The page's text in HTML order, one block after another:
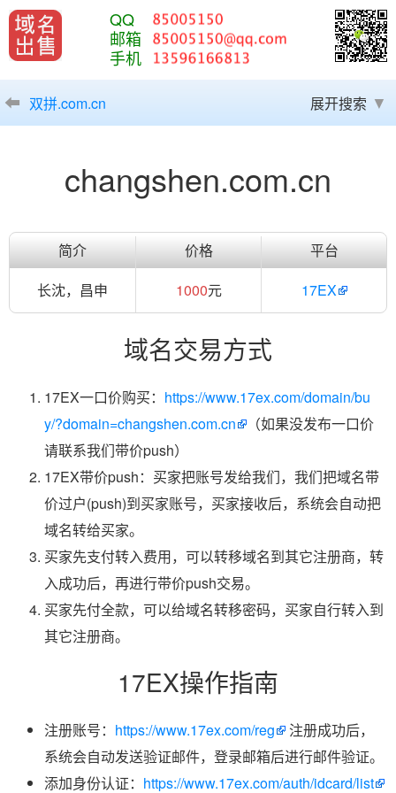
QQ
邮箱
手机
双拼.com.cn 展开搜索
changshen.com.cn
简介 价格
平台
长沈，昌申
1000元 17EX
域名交易方式
17EX一口价购买： https://www.17ex.com/domain/bu
y/?domain=changshen.com.cn
（如果没发布一口价
请联系我们带价push）
17EX带价push：买家把账号发给我们，我们把域名带
价过户(push)到买家账号，买家接收后，系统会自动把
域名转给买家。
买家先支付转入费用，可以转移域名到其它注册商，转
入成功后，再进行带价push交易。
买家先付全款，可以给域名转移密码，买家自行转入到
其它注册商。
17EX操作指南
注册账号： https://www.17ex.com/reg
注册成功后，
系统会自动发送验证邮件，登录邮箱后进行邮件验证。
添加身份认证： https://www.17ex.com/auth/idcard/list